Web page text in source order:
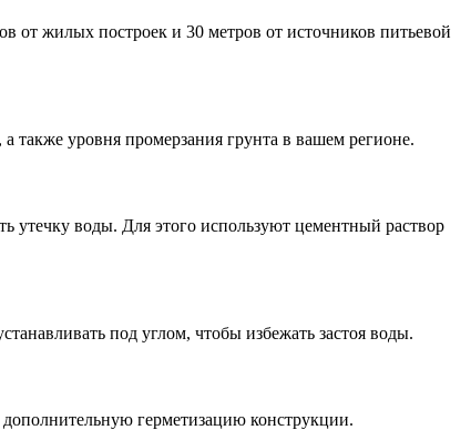
от жилых построек и 30 метров от источников питьевой
также уровня промерзания грунта в вашем регионе.
утечку воды. Для этого используют цементный раствор
под углом, чтобы избежать застоя воды.
дополнительную герметизацию конструкции.